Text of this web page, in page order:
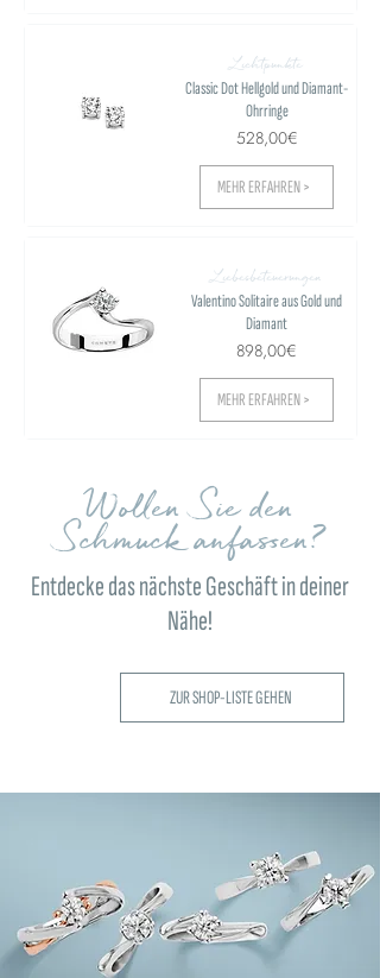
Lichtpunkte
Classic Dot Hellgold und Diamant-
Ohrringe
528,00€
MEHR ERFAHREN >
Liebesbeteuerungen
Valentino Solitaire aus Gold und
Diamant
898,00€
MEHR ERFAHREN >
Wollen Sie den
Schmuck anfassen?
Entdecke das nächste Geschäft in deiner
Nähe!
ZUR SHOP-LISTE GEHEN